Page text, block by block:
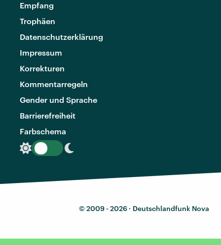
Empfang
Trophäen
Datenschutzerklärung
Impressum
Korrekturen
Kommentarregeln
Gender und Sprache
Barrierefreiheit
Farbschema
© 2009 - 2026 · Deutschlandfunk Nova